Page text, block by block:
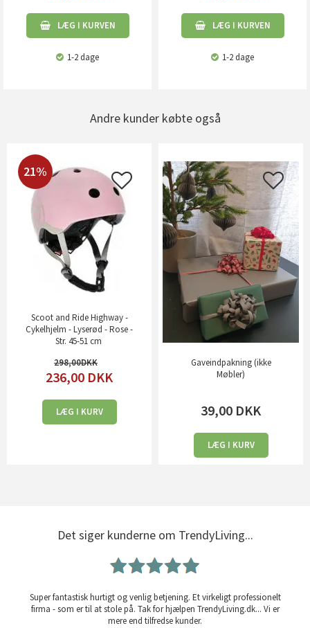
LÆG I KURVEN
1-2 dage
LÆG I KURVEN
1-2 dage
Andre kunder købte også
21%
Scoot and Ride Highway -
Cykelhjelm - Lyserød - Rose -
Str. 45-51 cm
298,00
236,00 DKK
LÆG I KURV
Gaveindpakning (ikke
Møbler)
39,00 DKK
LÆG I KURV
Det siger kunderne om TrendyLiving...
Super fantastisk hurtigt og venlig betjening. Et virkeligt professionelt
firma - som er til at stole på. Tak for hjælpen TrendyLiving.dk... Vi er
mere end tilfredse kunder.